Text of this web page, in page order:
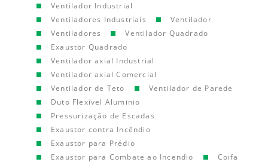
Ventilador Industrial
Ventiladores Industriais
Ventilador
Ventiladores
Ventilador Quadrado
Exaustor Quadrado
Ventilador axial Industrial
Ventilador axial Comercial
Ventilador de Teto
Ventilador de Parede
Duto Flexível Aluminio
Pressurização de Escadas
Exaustor contra Incêndio
Exaustor para Prédio
Exaustor para Combate ao Incendio
Coifa